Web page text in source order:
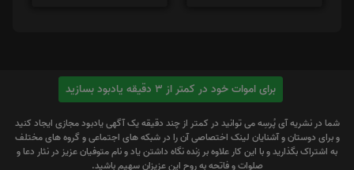
برای اموات خود در کمتر از 3 دقیقه یادبود بسازید
شما در نشریه آی پُرسِه می توانید در کمتر از چند دقیقه یک آگهی یادبود مجازی ایجاد کنید
و برای دوستان و آشنایان لینک اختصاصی آن را در شبکه های اجتماعی و گروه های مختلف
به اشتراک بگذارید و با این کار علاوه بر زنده نگاه داشتن یاد و نام متوفیان عزیز در نثار دعا و
صلوات و فاتحه به روح این عزیزان سهیم باشید.